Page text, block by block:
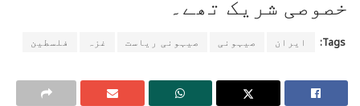
خصوصی شریک تھے۔
Tags: ایران صیہونی صیہونی ریاست غزہ فلسطین